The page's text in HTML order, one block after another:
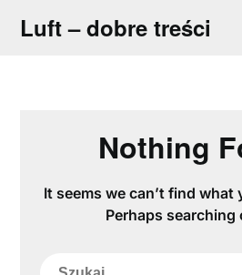
Luft – dobre treści
Nothing
It seems we can’t find what
Perhaps searching
Szukaj: